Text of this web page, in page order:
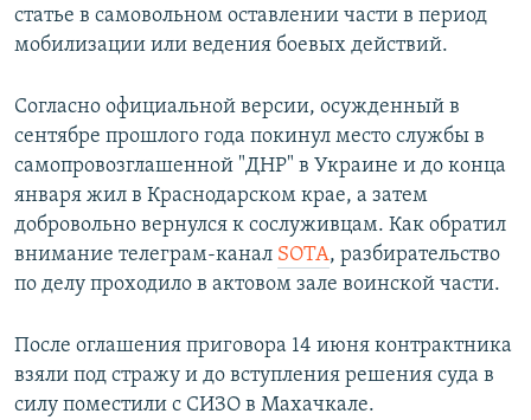
статье в самовольном оставлении части в период
мобилизации или ведения боевых действий.
Согласно официальной версии, осужденный в
сентябре прошлого года покинул место службы в
самопровозглашенной "ДНР" в Украине и до конца
января жил в Краснодарском крае, а затем
добровольно вернулся к сослуживцам. Как обратил
внимание телеграм-канал SOTA, разбирательство
по делу проходило в актовом зале воинской части.
После оглашения приговора 14 июня контрактника
взяли под стражу и до вступления решения суда в
силу поместили с СИЗО в Махачкале.